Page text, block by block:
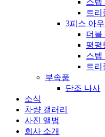
스텝
트리
3피스 아
더블
평평
스텝
트리
부속품
단조 나사
소식
차량 갤러리
사진 앨범
회사 소개